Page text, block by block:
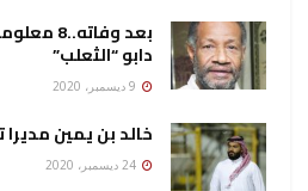
بعد
دابو “الثعلب”
خالد بن يمين مديرا